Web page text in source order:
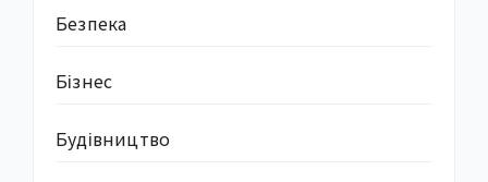
Безпека
Бізнес
Будівництво